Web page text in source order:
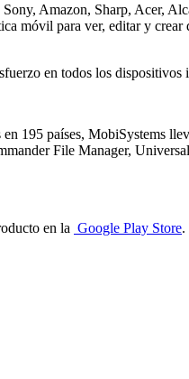
Amazon, Sharp, Acer,
móvil para ver, editar y
en todos los
195 países, MobiSystems
File Manager,
en la Google Play Store.